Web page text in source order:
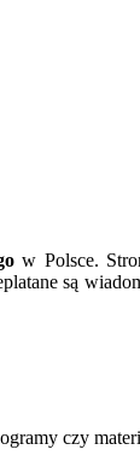
w Polsce.
są
czy